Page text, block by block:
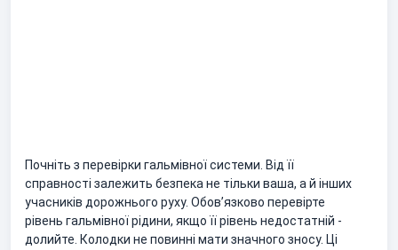
Почніть з перевірки гальмівної системи. Від її
справності залежить безпека не тільки ваша, а й інших
учасників дорожнього руху. Обов’язково перевірте
рівень гальмівної рідини, якщо її рівень недостатній -
долийте. Колодки не повинні мати значного зносу. Ці